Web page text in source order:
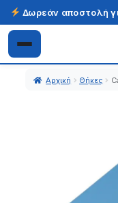
Δωρεάν αποστολή
Απευθείας
μετάβαση
Μετάβαση
σε
περιεχόμενο
Αρχική Θήκες